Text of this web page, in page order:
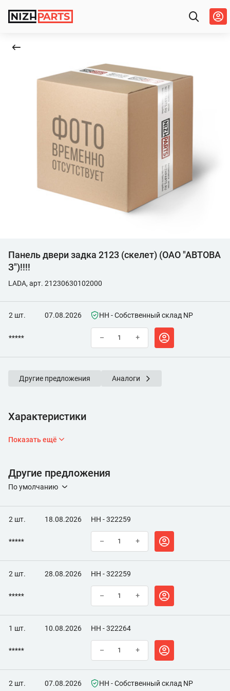
Панель двери задка 2123 (скелет) (ОАО "АВТОВА
З")!!!!
LADA, арт. 21230630102000
2 шт. 07.08.2026 НН - Собственный склад NP
***** – +
Другие предложения Аналоги
Характеристики
Показать ещё
Другие предложения
По умолчанию
2 шт. 18.08.2026 НН - 322259
***** – +
2 шт. 28.08.2026 НН - 322259
***** – +
1 шт. 10.08.2026 НН - 322264
***** – +
2 шт. 07.08.2026 НН - Собственный склад NP